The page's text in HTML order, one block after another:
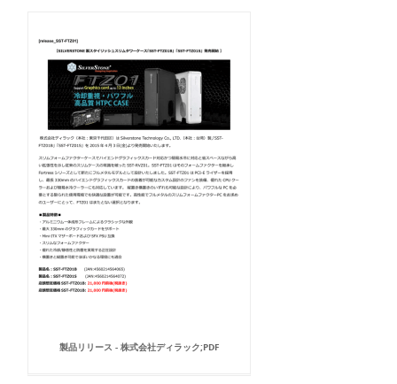
製品リリース - 株式会社ディラック;PDF